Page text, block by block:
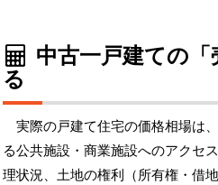
中古一戸建ての
る
実際の戸建て住宅の価格相場は
る公共施設・商業施設へのアクセ
理状況、土地の権利（所有権・借